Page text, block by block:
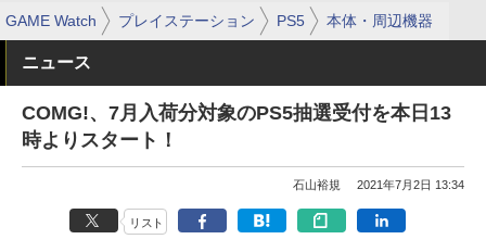
GAME Watch プレイステーション PS5 本体・周辺機器
ニュース
COMG!、7月入荷分対象のPS5抽選受付を本日13
時よりスタート！
石山裕規 2021年7月2日 13:34
リスト